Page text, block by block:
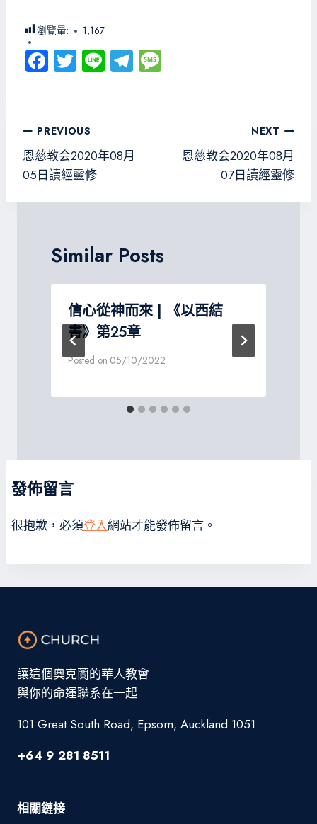
瀏覽量: 1,167
Fa
ce
o
ok
T
wi
er
Li
ne
Te
le
文
章
導
覽
PREVIOUS
恩慈教会2020年08月
05日讀經靈修
NEXT
恩慈教会2020年08月
07日讀經靈修
Similar Posts
信心從神而來 | 《以西結
書》第25章
Posted on 05/10/2022
發佈留言
很抱歉，必須登入網站才能發佈留言。
讓這個奧克蘭的華人教會
與你的命運聯系在一起
101 Great South Road, Epsom, Auckland 1051
+64 9 281 8511
相關鏈接